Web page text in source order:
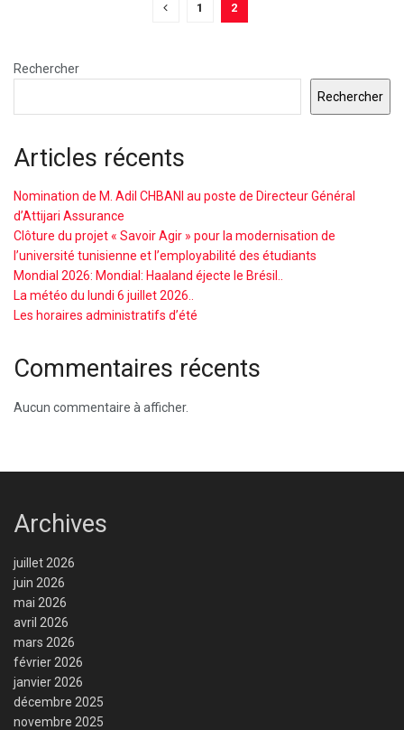
1 2
Rechercher
Rechercher
Articles récents
Nomination de M. Adil CHBANI au poste de Directeur Général
d’Attijari Assurance
Clôture du projet « Savoir Agir » pour la modernisation de
l’université tunisienne et l’employabilité des étudiants
Mondial 2026: Mondial: Haaland éjecte le Brésil..
La météo du lundi 6 juillet 2026..
Les horaires administratifs d’été
Commentaires récents
Aucun commentaire à afficher.
Archives
juillet 2026
juin 2026
mai 2026
avril 2026
mars 2026
février 2026
janvier 2026
décembre 2025
novembre 2025